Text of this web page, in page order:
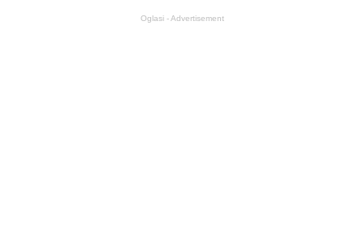
Oglasi - Advertisement